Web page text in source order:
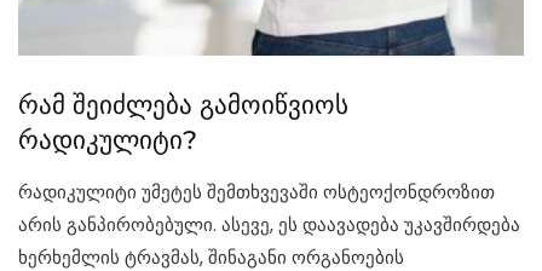
რამ შეიძლება გამოიწვიოს
რადიკულიტი?
რადიკულიტი უმეტეს შემთხვევაში ოსტეოქონდროზით
არის განპირობებული. ასევე, ეს დაავადება უკავშირდება
ხერხემლის ტრავმას, შინაგანი ორგანოების